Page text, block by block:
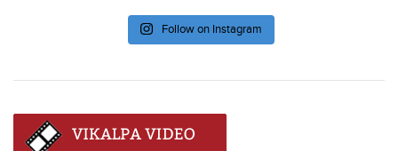
Follow on Instagram